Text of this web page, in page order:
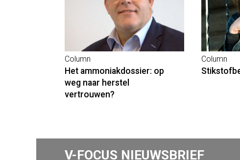
Column
Het ammoniakdossier: op
weg naar herstel
vertrouwen?
Column
V-FOCUS NIEUWSBRIEF